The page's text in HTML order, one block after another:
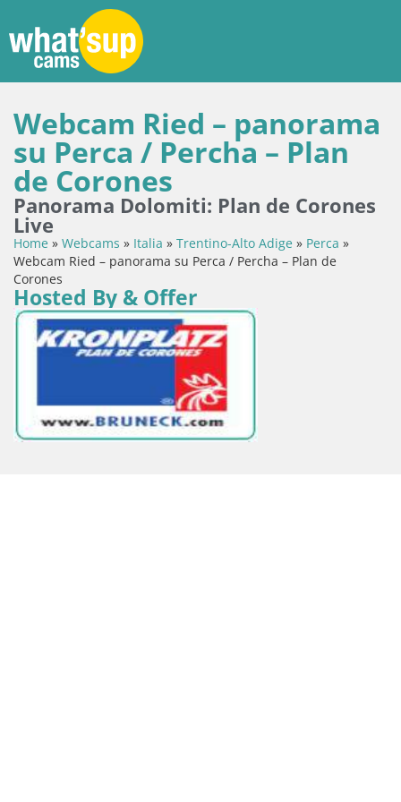
Webcam Ried – panorama
su Perca / Percha – Plan
de Corones
Panorama Dolomiti: Plan de Corones
Live
Home » Webcams » Italia » Trentino-Alto Adige » Perca »
Webcam Ried – panorama su Perca / Percha – Plan de
Corones
Hosted By & Offer